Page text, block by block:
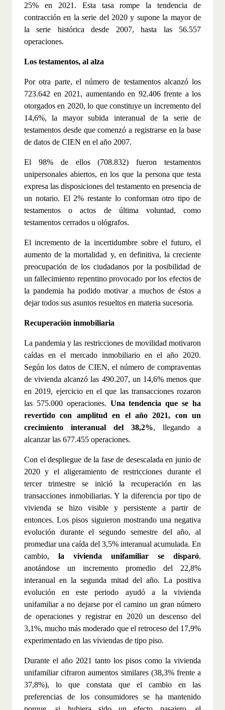
25% en 2021. Esta tasa rompe la tendencia de
contracción en la serie del 2020 y supone la mayor de
la serie histórica desde 2007, hasta las 56.557
operaciones.
Los testamentos, al alza
Por otra parte, el número de testamentos alcanzó los
723.642 en 2021, aumentando en 92.406 frente a los
otorgados en 2020, lo que constituye un incremento del
14,6%, la mayor subida interanual de la serie de
testamentos desde que comenzó a registrarse en la base
de datos de CIEN en el año 2007.
El 98% de ellos (708.832) fueron testamentos
unipersonales abiertos, en los que la persona que testa
expresa las disposiciones del testamento en presencia de
un notario. El 2% restante lo conforman otro tipo de
testamentos o actos de última voluntad, como
testamentos cerrados u ológrafos.
El incremento de la incertidumbre sobre el futuro, el
aumento de la mortalidad y, en definitiva, la creciente
preocupación de los ciudadanos por la posibilidad de
un fallecimiento repentino provocado por los efectos de
la pandemia ha podido motivar a muchos de éstos a
dejar todos sus asuntos resueltos en materia sucesoria.
Recuperación inmobiliaria
La pandemia y las restricciones de movilidad motivaron
caídas en el mercado inmobiliario en el año 2020.
Según los datos de CIEN, el número de compraventas
de vivienda alcanzó las 490.207, un 14,6% menos que
en 2019, ejercicio en el que las transacciones rozaron
las 575.000 operaciones. Una tendencia que se ha
revertido con amplitud en el año 2021, con un
crecimiento interanual del 38,2%, llegando a
alcanzar las 677.455 operaciones.
Con el despliegue de la fase de desescalada en junio de
2020 y el aligeramiento de restricciones durante el
tercer trimestre se inició la recuperación en las
transacciones inmobiliarias. Y la diferencia por tipo de
vivienda se hizo visible y persistente a partir de
entonces. Los pisos siguieron mostrando una negativa
evolución durante el segundo semestre del año, al
promediar una caída del 3,5% interanual acumulada. En
cambio, la vivienda unifamiliar se disparó,
anotándose un incremento promedio del 22,8%
interanual en la segunda mitad del año. La positiva
evolución en este periodo ayudó a la vivienda
unifamiliar a no dejarse por el camino un gran número
de operaciones y registrar en 2020 un descenso del
3,1%, mucho más moderado que el retroceso del 17,9%
experimentado en las viviendas de tipo piso.
Durante el año 2021 tanto los pisos como la vivienda
unifamiliar cifraron aumentos similares (38,3% frente a
37,8%), lo que constata que el cambio en las
preferencias de los consumidores se ha mantenido